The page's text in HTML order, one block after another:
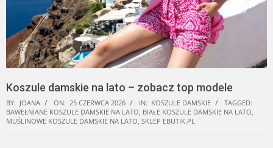
Koszule damskie na lato – zobacz top modele
BY: JOANA ON: 25 CZERWCA 2026 IN: KOSZULE DAMSKIE
TAGGED:
BAWEŁNIANE KOSZULE DAMSKIE NA LATO, BIAŁE KOSZULE DAMSKIE NA LATO,
MUŚLINOWE KOSZULE DAMSKIE NA LATO, SKLEP EBUTIK.PL